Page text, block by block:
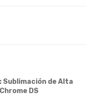
Sublimación de Alta
DS